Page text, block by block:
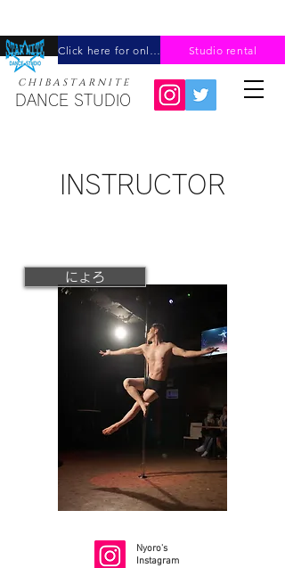
Studio rental
C H I B A ​S T A R N I T E
DANCE STUDIO
​INSTRUCTOR
にょろ
​Nyoro's
Instagram